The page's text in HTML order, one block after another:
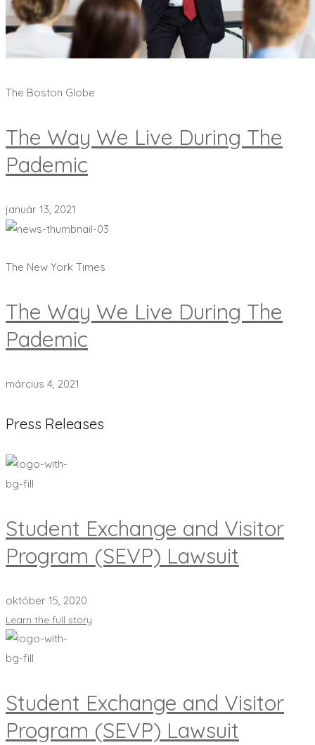
The Boston Globe
The Way We Live During The
Pademic
január 13, 2021
The New York Times
The Way We Live During The
Pademic
március 4, 2021
Press Releases
Student Exchange and Visitor
Program (SEVP) Lawsuit
október 15, 2020
Learn the full story
Student Exchange and Visitor
Program (SEVP) Lawsuit